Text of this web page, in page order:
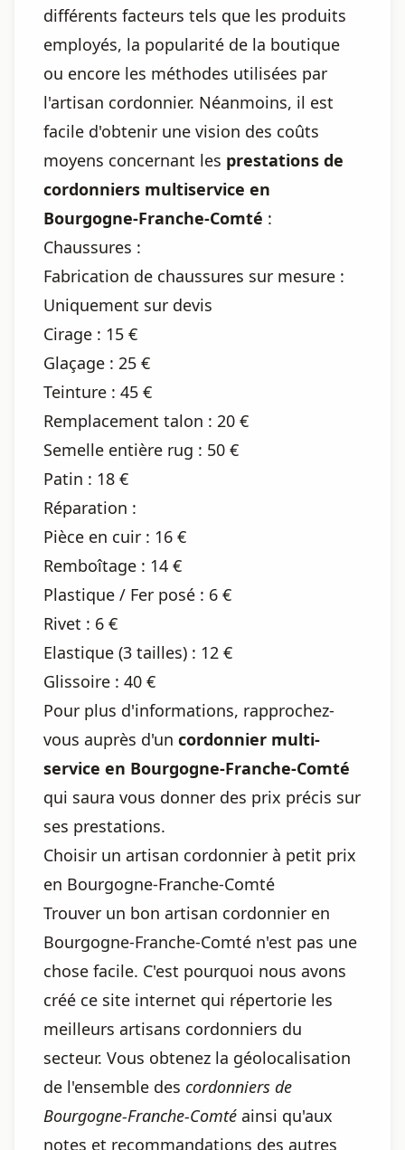
différents facteurs tels que les produits
employés, la popularité de la boutique
ou encore les méthodes utilisées par
l'artisan cordonnier. Néanmoins, il est
facile d'obtenir une vision des coûts
moyens concernant les prestations de
cordonniers multiservice en
Bourgogne-Franche-Comté :
Chaussures :
Fabrication de chaussures sur mesure :
Uniquement sur devis
Cirage : 15 €
Glaçage : 25 €
Teinture : 45 €
Remplacement talon : 20 €
Semelle entière rug : 50 €
Patin : 18 €
Réparation :
Pièce en cuir : 16 €
Remboîtage : 14 €
Plastique / Fer posé : 6 €
Rivet : 6 €
Elastique (3 tailles) : 12 €
Glissoire : 40 €
Pour plus d'informations, rapprochez-
vous auprès d'un cordonnier multi-
service en Bourgogne-Franche-Comté
qui saura vous donner des prix précis sur
ses prestations.
Choisir un artisan cordonnier à petit prix
en Bourgogne-Franche-Comté
Trouver un bon artisan cordonnier en
Bourgogne-Franche-Comté n'est pas une
chose facile. C'est pourquoi nous avons
créé ce site internet qui répertorie les
meilleurs artisans cordonniers du
secteur. Vous obtenez la géolocalisation
de l'ensemble des cordonniers de
Bourgogne-Franche-Comté ainsi qu'aux
notes et recommandations des autres